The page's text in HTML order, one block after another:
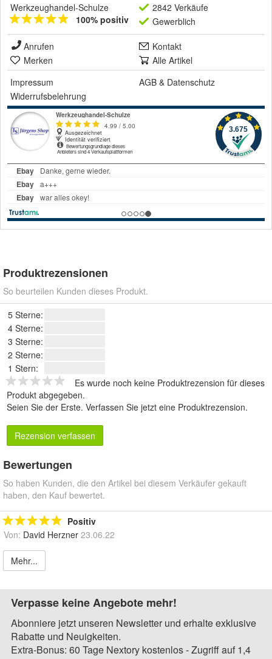
Werkzeughandel-Schulze
100% positiv
2842 Verkäufe
Gewerblich
Anrufen
Kontakt
Merken
Alle Artikel
Impressum
AGB & Datenschutz
Widerrufsbelehrung
Produktrezensionen
So beurteilen Kunden dieses Produkt.
5 Sterne:
4 Sterne:
3 Sterne:
2 Sterne:
1 Stern:
Es wurde noch keine Produktrezension für dieses
Produkt abgegeben.
Seien Sie der Erste. Verfassen Sie jetzt eine Produktrezension.
Rezension verfassen
Bewertungen
So haben Kunden, die den Artikel bei diesem Verkäufer gekauft
haben, den Kauf bewertet.
Positiv
Von: David Herzner 23.06.22
Mehr...
Verpasse keine Angebote mehr!
Abonniere jetzt unseren Newsletter und erhalte exklusive
Rabatte und Neuigkeiten.
Extra-Bonus: 60 Tage Nextory kostenlos - Zugriff auf 1,4